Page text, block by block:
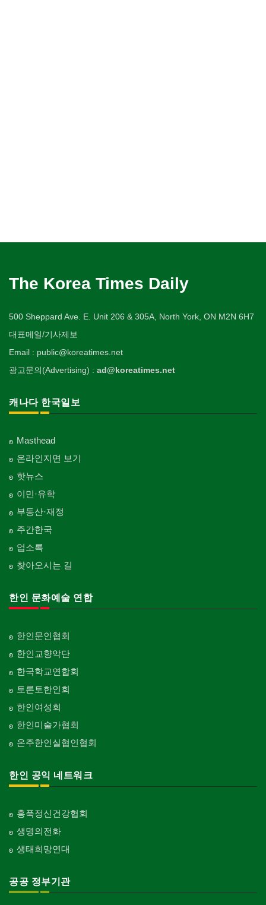
The Korea Times Daily
500 Sheppard Ave. E. Unit 206 & 305A, North York, ON M2N 6H7
대표메일/기사제보
Email : public@koreatimes.net
광고문의(Advertising) : ad@koreatimes.net
캐나다 한국일보
Masthead
온라인지면 보기
핫뉴스
이민·유학
부동산·재정
주간한국
업소록
찾아오시는 길
한인 문화예술 연합
한인문인협회
한인교향악단
한국학교연합회
토론토한인회
한인여성회
한인미술가협회
온주한인실협인협회
한인 공익 네트워크
홍푹정신건강협회
생명의전화
생태희망연대
공공 정부기관